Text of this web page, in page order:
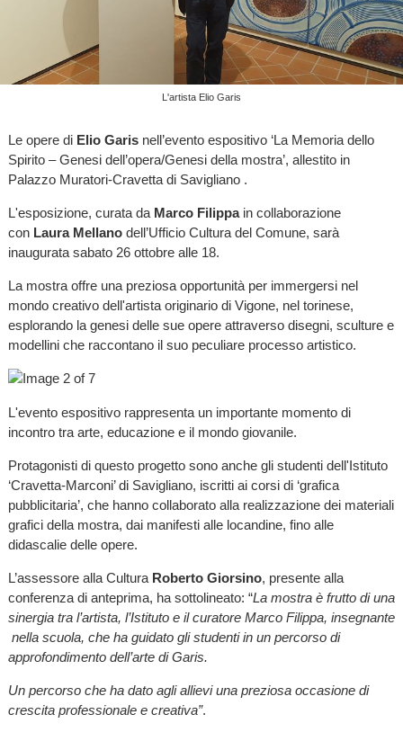
L'artista Elio Garis
Le opere di Elio Garisnell’evento espositivo ‘La Memoria dello
Spirito – Genesi dell’opera/Genesi della mostra’, allestito in
Palazzo Muratori-Cravetta di Savigliano .
L'esposizione, curata da Marco Filippain collaborazione
con Laura Mellanodell’Ufficio Cultura del Comune, sarà
inaugurata sabato 26 ottobre alle 18.
La mostra offre una preziosa opportunità per immergersi nel
mondo creativo dell'artista originario di Vigone, nel torinese,
esplorando la genesi delle sue opere attraverso disegni, sculture e
modellini che raccontano il suo peculiare processo artistico.
L'evento espositivo rappresenta un importante momento di
incontro tra arte, educazione e il mondo giovanile.
Protagonisti di questo progetto sono anche gli studenti dell'Istituto
‘Cravetta-Marconi’ di Savigliano, iscritti ai corsi di ‘grafica
pubblicitaria’, che hanno collaborato alla realizzazione dei materiali
grafici della mostra, dai manifesti alle locandine, fino alle
didascalie delle opere.
L’assessore alla Cultura Roberto Giorsino, presente alla
conferenza di anteprima, ha sottolineato: “La mostra è frutto di una
sinergia tra l’artista, l’Istituto e il curatore Marco Filippa, insegnante
nella scuola, che ha guidato gli studenti in un percorso di
approfondimento dell’arte di Garis.
Un percorso che ha dato agli allievi una preziosa occasione di
crescita professionale e creativa”.